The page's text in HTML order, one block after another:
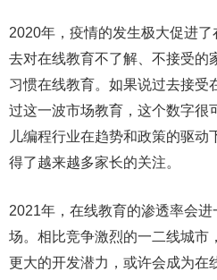
2020年，疫情的发生极大促进
去对在线教育不了解、不接受的
习惯在线教育。如果说过去接受
过这一波市场教育，这个数字很
儿编程行业在趋势和政策的驱动
得了越来越多家长的关注。
2021年，在线教育的渗透率会
场。相比竞争激烈的一二线城市
更大的开发潜力，或许会成为在